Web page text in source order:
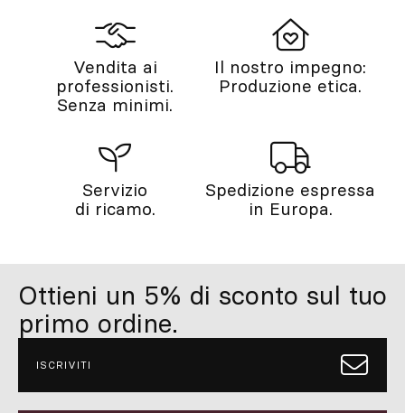
Vendita ai
professionisti.
Senza minimi.
Il nostro impegno:
Produzione etica.
Servizio
di ricamo.
Spedizione espressa
in Europa.
Ottieni un 5% di sconto sul tuo
primo ordine.
ISCRIVITI